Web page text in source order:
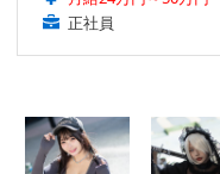
正社員